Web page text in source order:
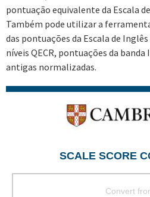
pontuação equivalente da Escala
Também pode utilizar a
das pontuações da Escala de
níveis QECR, pontuações da banda
antigas normalizadas.
SCALE SCORE
Convert